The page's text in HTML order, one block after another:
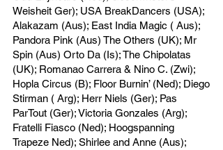
Weisheit Ger); USA BreakDancers (USA);
Alakazam (Aus); East India Magic ( Aus);
Pandora Pink (Aus) The Others (UK); Mr
Spin (Aus) Orto Da (Is); The Chipolatas
(UK); Romanao Carrera & Nino C. (Zwi);
Hopla Circus (B); Floor Burnin’ (Ned); Diego
Stirman ( Arg); Herr Niels (Ger); Pas
ParTout (Ger); Victoria Gonzales (Arg);
Fratelli Fiasco (Ned); Hoogspanning
Trapeze Ned); Shirlee and Anne (Aus);